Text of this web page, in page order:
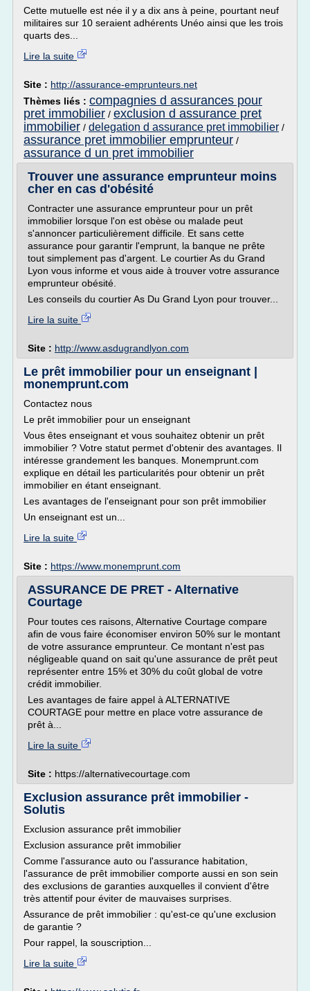
Cette mutuelle est née il y a dix ans à peine, pourtant neuf
militaires sur 10 seraient adhérents Unéo ainsi que les trois
quarts des...
Lire la suite
Site : http://assurance-emprunteurs.net
Thèmes liés : compagnies d assurances pour
pret immobilier / exclusion d assurance pret
immobilier / delegation d assurance pret immobilier /
assurance pret immobilier emprunteur /
assurance d un pret immobilier
Trouver une assurance emprunteur moins
cher en cas d'obésité
Contracter une assurance emprunteur pour un prêt
immobilier lorsque l'on est obèse ou malade peut
s'annoncer particulièrement difficile. Et sans cette
assurance pour garantir l'emprunt, la banque ne prête
tout simplement pas d'argent. Le courtier As du Grand
Lyon vous informe et vous aide à trouver votre assurance
emprunteur obésité.
Les conseils du courtier As Du Grand Lyon pour trouver...
Lire la suite
Site : http://www.asdugrandlyon.com
Le prêt immobilier pour un enseignant |
monemprunt.com
Contactez nous
Le prêt immobilier pour un enseignant
Vous êtes enseignant et vous souhaitez obtenir un prêt
immobilier ? Votre statut permet d'obtenir des avantages. Il
intéresse grandement les banques. Monemprunt.com
explique en détail les particularités pour obtenir un prêt
immobilier en étant enseignant.
Les avantages de l'enseignant pour son prêt immobilier
Un enseignant est un...
Lire la suite
Site : https://www.monemprunt.com
ASSURANCE DE PRET - Alternative
Courtage
Pour toutes ces raisons, Alternative Courtage compare
afin de vous faire économiser environ 50% sur le montant
de votre assurance emprunteur. Ce montant n'est pas
négligeable quand on sait qu'une assurance de prêt peut
représenter entre 15% et 30% du coût global de votre
crédit immobilier.
Les avantages de faire appel à ALTERNATIVE
COURTAGE pour mettre en place votre assurance de
prêt à...
Lire la suite
Site : https://alternativecourtage.com
Exclusion assurance prêt immobilier -
Solutis
Exclusion assurance prêt immobilier
Exclusion assurance prêt immobilier
Comme l'assurance auto ou l'assurance habitation,
l'assurance de prêt immobilier comporte aussi en son sein
des exclusions de garanties auxquelles il convient d'être
très attentif pour éviter de mauvaises surprises.
Assurance de prêt immobilier : qu'est-ce qu'une exclusion
de garantie ?
Pour rappel, la souscription...
Lire la suite